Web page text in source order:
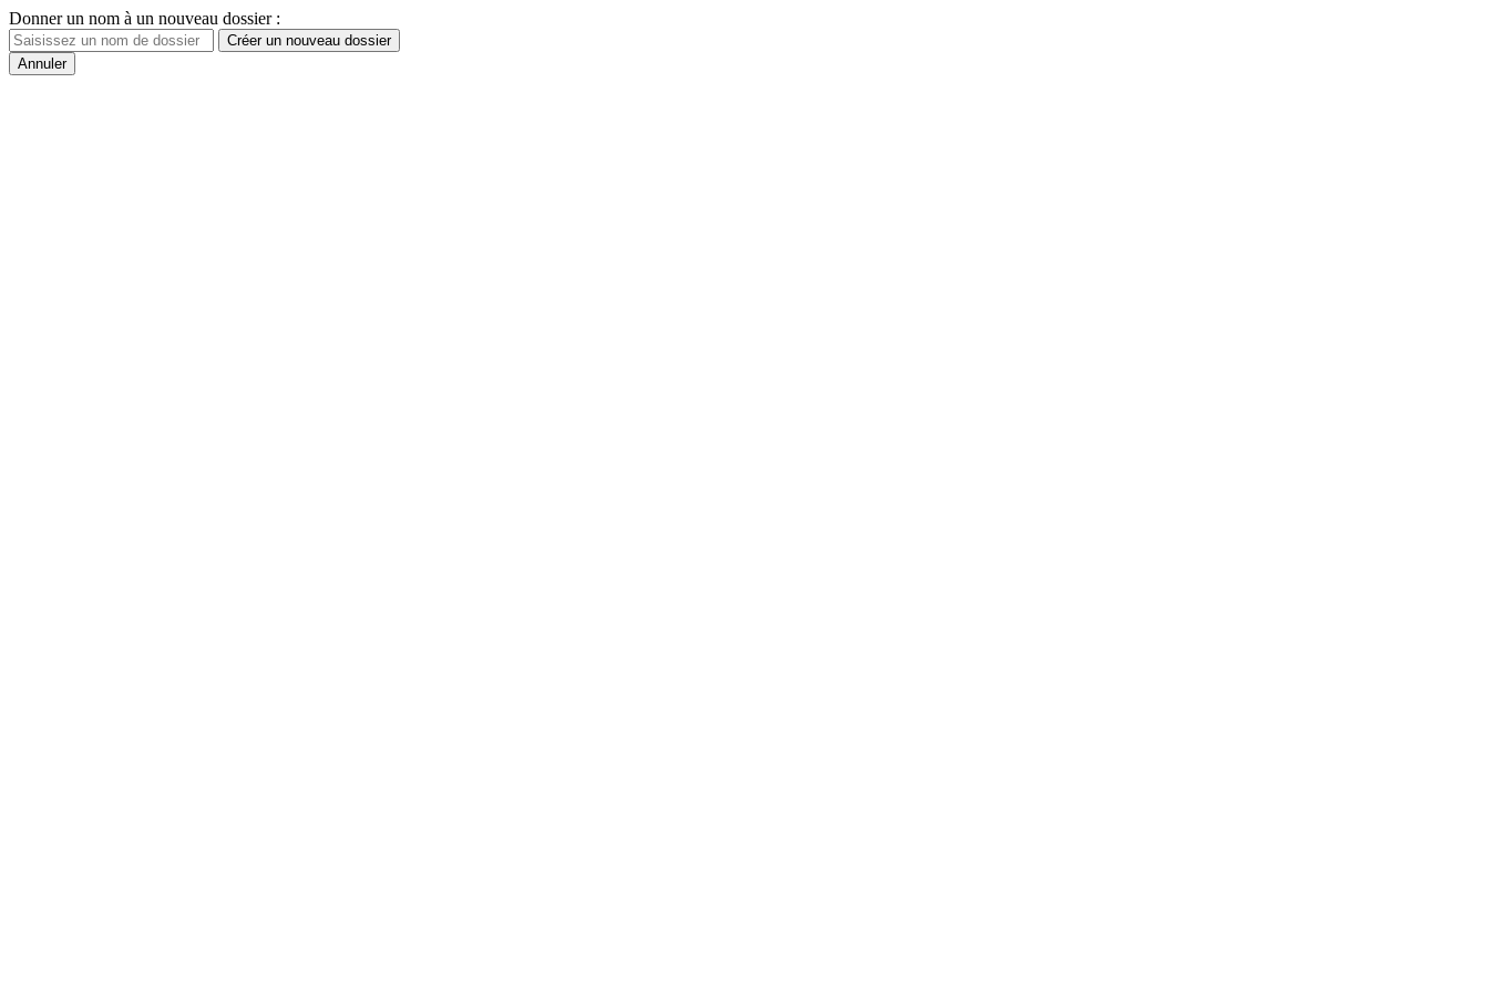
Donner un nom à un nouveau dossier :
Créer un nouveau dossier
Annuler